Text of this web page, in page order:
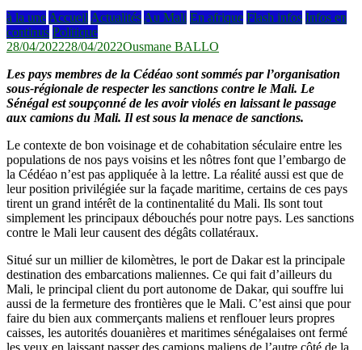
à la une Accueil Actualités Au Mali En afrique Flash infos Infos en
continus Politique
28/04/202228/04/2022Ousmane BALLO
Les pays membres de la Cédéao sont sommés par l’organisation
sous-régionale de respecter les sanctions contre le Mali. Le
Sénégal est soupçonné de les avoir violés en laissant le passage
aux camions du Mali. Il est sous la menace de sanctions.
Le contexte de bon voisinage et de cohabitation séculaire entre les
populations de nos pays voisins et les nôtres font que l’embargo de
la Cédéao n’est pas appliquée à la lettre. La réalité aussi est que de
leur position privilégiée sur la façade maritime, certains de ces pays
tirent un grand intérêt de la continentalité du Mali. Ils sont tout
simplement les principaux débouchés pour notre pays. Les sanctions
contre le Mali leur causent des dégâts collatéraux.
Situé sur un millier de kilomètres, le port de Dakar est la principale
destination des embarcations maliennes. Ce qui fait d’ailleurs du
Mali, le principal client du port autonome de Dakar, qui souffre lui
aussi de la fermeture des frontières que le Mali. C’est ainsi que pour
faire du bien aux commerçants maliens et renflouer leurs propres
caisses, les autorités douanières et maritimes sénégalaises ont fermé
les yeux en laissant passer des camions maliens de l’autre côté de la